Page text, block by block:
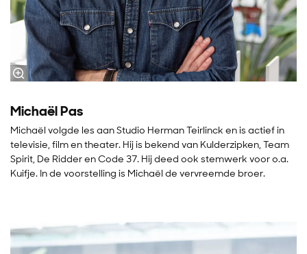
Michaël Pas
Michaël volgde les aan Studio Herman Teirlinck en is actief in
televisie, film en theater. Hij is bekend van Kulderzipken, Team
Spirit, De Ridder en Code 37. Hij deed ook stemwerk voor o.a.
Kuifje. In de voorstelling is Michaël de vervreemde broer.